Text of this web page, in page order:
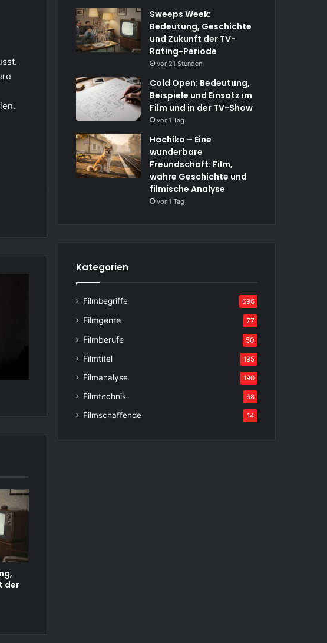
der
Sweeps Week:
Bedeutung, Geschichte
und Zukunft der TV-
Rating-Periode
vor 21 Stunden
Cold Open: Bedeutung,
Beispiele und Einsatz im
Film und in der TV-Show
vor 1 Tag
Hachiko – Eine
wunderbare
Freundschaft: Film,
wahre Geschichte und
filmische Analyse
vor 1 Tag
Kategorien
Filmbegriffe 696
Filmgenre 77
Filmberufe 50
Filmtitel 195
Filmanalyse 190
Filmtechnik 68
Filmschaffende 14